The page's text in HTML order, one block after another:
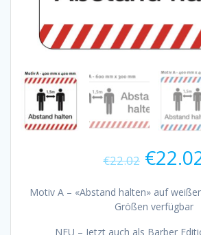
€22.02 €
Motiv A – «Abstand halten» auf
Größen verfügbar
NEU – Jetzt auch als Barber